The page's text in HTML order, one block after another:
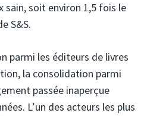
sain, soit environ 1,5 fois le
S&S.
parmi les éditeurs de livres
la consolidation parmi
passée inaperçue
L’un des acteurs les plus